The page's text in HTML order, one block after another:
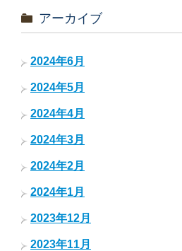
アーカイブ
2024年6月
2024年5月
2024年4月
2024年3月
2024年2月
2024年1月
2023年12月
2023年11月